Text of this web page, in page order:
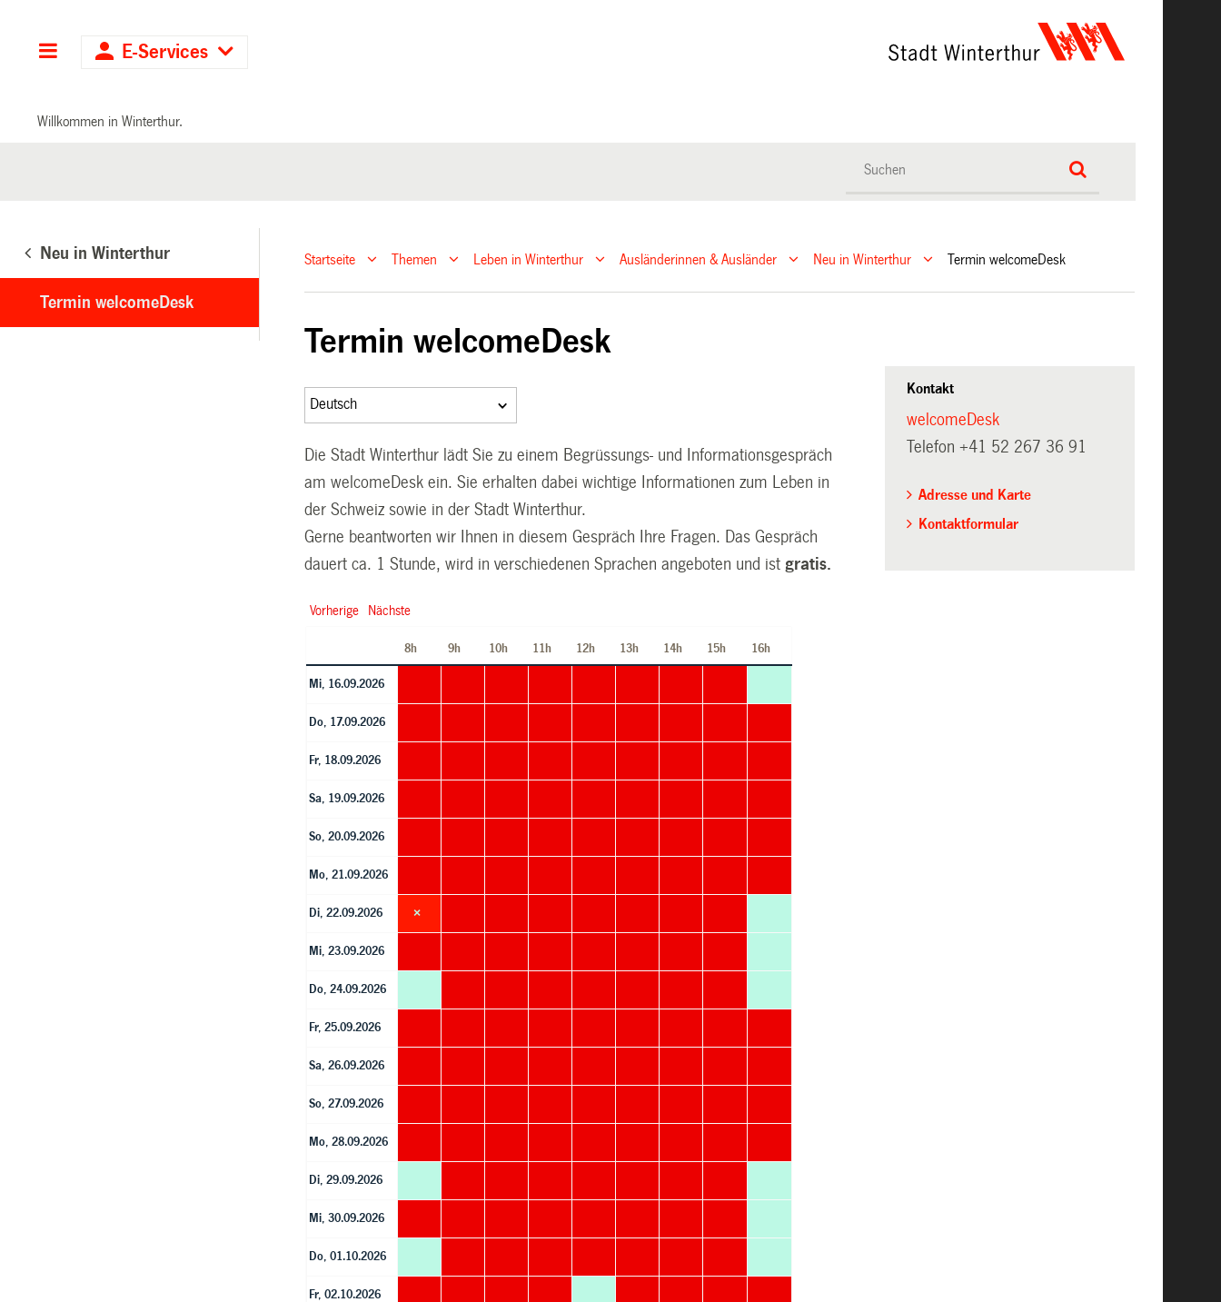
Hauptnavigation
E-Services
Willkommen in Winterthur.
Neu in Winterthur
Termin welcomeDesk
Startseite Themen Leben in Winterthur Ausländerinnen & Ausländer Neu in Winterthur Termin welcomeDesk
Termin welcomeDesk
Die Stadt Winterthur lädt Sie zu einem Begrüssungs- und Informationsgespräch
am welcomeDesk ein. Sie erhalten dabei wichtige Informationen zum Leben in
der Schweiz sowie in der Stadt Winterthur.
Gerne beantworten wir Ihnen in diesem Gespräch Ihre Fragen. Das Gespräch
dauert ca. 1 Stunde, wird in verschiedenen Sprachen angeboten und ist gratis.
Kontakt
welcomeDesk
Telefon +41 52 267 36 91
Adresse und Karte
Kontaktformular